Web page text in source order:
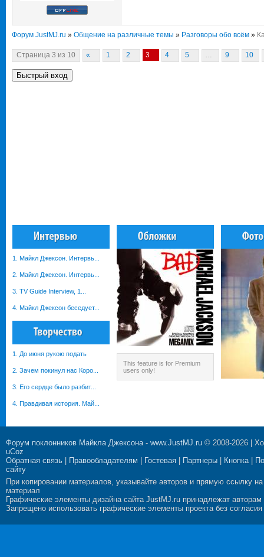
Форум JustMJ.ru » Общение на различные темы » Разговоры обо всём »
Страница 3 из 10 « 1 2 3 4 5 … 9 10
1. Майкл Джексон. Интервь...
2. Майкл Джексон. Интервь...
3. TV Guide Interview, 1...
4. Майкл Джексон беседует...
1. До июня рукою подать
2. Зачем покинул нас Коро...
3. Его сердце было разбит...
4. Правдивая история. Май...
This feature is for Premium
users only!
Форум поклонников Майкла Джексона- www.JustMJ.ru © 2008-2026 |
uCoz
Обратная связь
Правообладателям Гостевая Партнеры Кнопка|
сайту
При копировании материалов, указывайте авторов и прямую ссылку на
материал
Графические элементы дизайна сайта JustMJ.ru принадлежат авторам
Запрещено использовать графические элементы проекта без согласия